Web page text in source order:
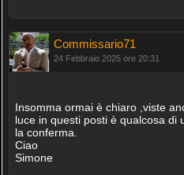
Commissario71
24 Febbraio 2025 ore 20:31
Insomma ormai è chiaro ,viste
luce in questi posti è qualcosa di
la conferma.
Ciao
Simone